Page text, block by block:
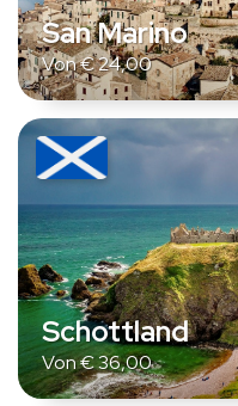
San Marino
Von€24,00
Schottland
Von€36,00